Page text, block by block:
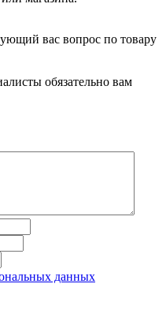
вас вопрос по товару
обязательно вам
данных